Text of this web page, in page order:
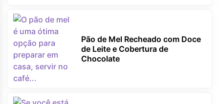
Pão de Mel Recheado com Doce
de Leite e Cobertura de
Chocolate